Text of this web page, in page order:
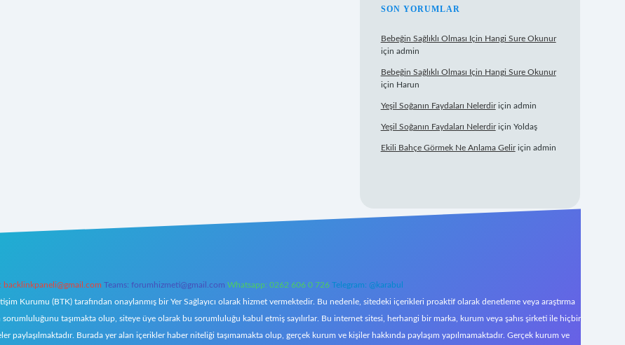
SON YORUMLAR
Bebeğin Sağlıklı Olması Için Hangi Sure Okunur
için admin
Bebeğin Sağlıklı Olması Için Hangi Sure Okunur
için Harun
Yeşil Soğanın Faydaları Nelerdiriçin admin
Yeşil Soğanın Faydaları Nelerdiriçin Yoldaş
Ekili Bahçe Görmek Ne Anlama Geliriçin admin
backlinkpaneli@gmail.com Teams: forumhizmeti@gmail.com Whatsapp: 0262 606 0 726 Telegram: @karabul
Kurumu (BTK) tarafından onaylanmış bir Yer Sağlayıcı olarak hizmet vermektedir. Bu nedenle, sitedeki içerikleri proaktif olarak denetleme veya araştırma
taşımakta olup, siteye üye olarak bu sorumluluğu kabul etmiş sayılırlar. Bu internet sitesi, herhangi bir marka, kurum veya şahıs şirketi ile hiçbir
paylaşılmaktadır. Burada yer alan içerikler haber niteliği taşımamakta olup, gerçek kurum ve kişiler hakkında paylaşım yapılmamaktadır. Gerçek kurum ve